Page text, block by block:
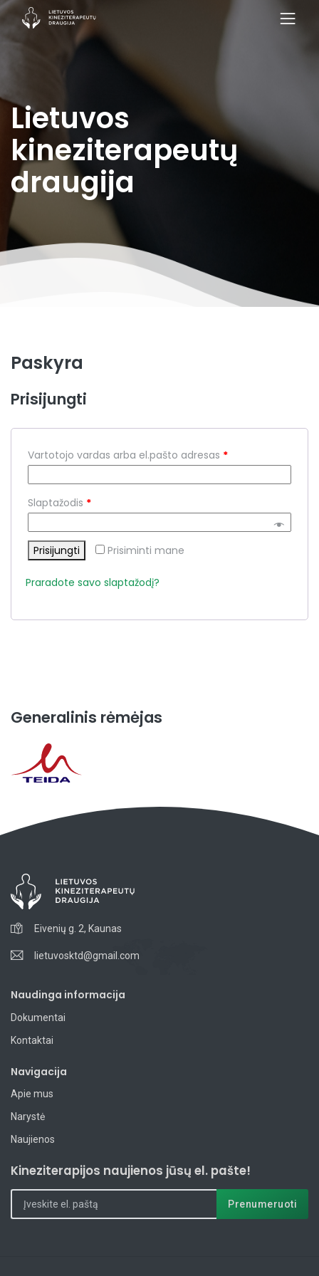
Lietuvos
kineziterapeutų
draugija
Paskyra
Prisijungti
Vartotojo vardas arba el.pašto adresas *
Slaptažodis *
Prisiminti mane
Prisijungti
Praradote savo slaptažodį?
Generalinis rėmėjas
Eivenių g. 2, Kaunas
lietuvosktd@gmail.com
Naudinga informacija
Dokumentai
Kontaktai
Navigacija
Apie mus
Narystė
Naujienos
Kineziterapijos naujienos jūsų el. pašte!